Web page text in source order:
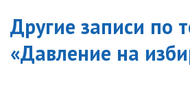
Другие записи по
«Давление на